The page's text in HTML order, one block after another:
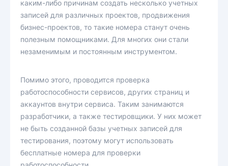
каким-либо причинам создать несколько учетных
записей для различных проектов, продвижения
бизнес-проектов, то такие номера станут очень
полезным помощниками. Для многих они стали
незаменимым и постоянным инструментом.
Помимо этого, проводится проверка
работоспособности сервисов, других страниц и
аккаунтов внутри сервиса. Таким занимаются
разработчики, а также тестировщики. У них может
не быть созданной базы учетных записей для
тестирования, поэтому могут использовать
бесплатные номера для проверки